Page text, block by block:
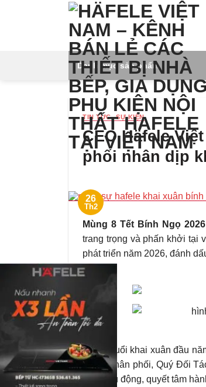
Danh mục sản phẩm
TIN TỨC -SỰ KIỆN
CEO Häfele
phối nhân dịp
26
Th2
Mùng 8 Tết Bính Ngọ 2026
trang trọng và phấn khởi tại
phát triển năm 2026, đánh
–
Trong buổi khai xuân đầu
thống phân phối, Quý Đối
thần chủ động, quyết tâm